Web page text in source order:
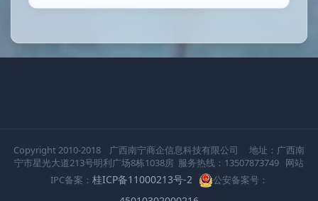
Copyright 2010-2018 广西南宁商企信息科技有限公司 地址：广西南
宁市星光大道213号明利广场8栋1038房 服务热线：13507873749 网站
IPC备案： 桂ICP备11000213号-2 公安备案号：